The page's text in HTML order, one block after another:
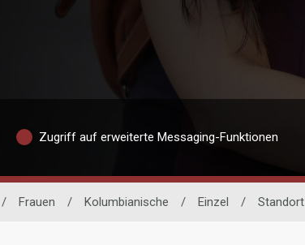
Zugriff auf erweiterte Messaging-Funktionen
/ Frauen / Kolumbianische / Einzel / Standort